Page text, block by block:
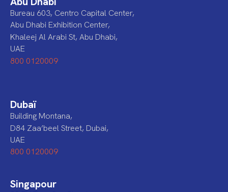
Bureau 603, Centro Capital Center,
Abu Dhabi Exhibition Center,
Khaleej Al Arabi St, Abu Dhabi,
UAE
800 0120009
Dubaï
Building Montana,
D84 Zaa’beel Street, Dubai,
UAE
800 0120009
Singapour